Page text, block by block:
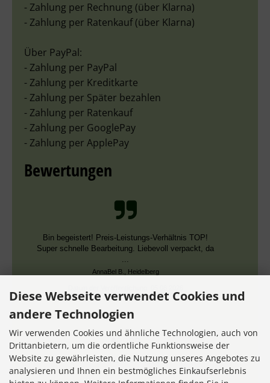
- Zahlung per Rechnung (über Klarna)
- Zahlung per Ratenkauf (über Klarna)
Über PayPal:
- Zahlung per PayPal
- Zahlung per Kreditkarte
- Zahlung per Später bezahlen
- Zahlung per Ratenkauf
- Zahlung per GooglePay
- Zahlung per ApplePay
Bewertungen
Bin begeistert! Preis-Leistungs-Verhältnis TOP!
Super schnelle Bearbeitung. Liebevoll verpackt, da
...
AnnaBel B., Heidelberg
Datum der Kauferfahrung: 16.07.2026
7,355 Bewertungen
Diese Webseite verwendet Cookies und
andere Technologien
Wir verwenden Cookies und ähnliche Technologien, auch von
Drittanbietern, um die ordentliche Funktionsweise der
Website zu gewährleisten, die Nutzung unseres Angebotes zu
analysieren und Ihnen ein bestmögliches Einkaufserlebnis